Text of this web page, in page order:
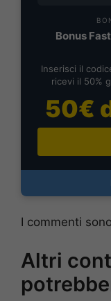
Bonus
Inserisci il
ricevi il 50%
50€
I commenti
Altri